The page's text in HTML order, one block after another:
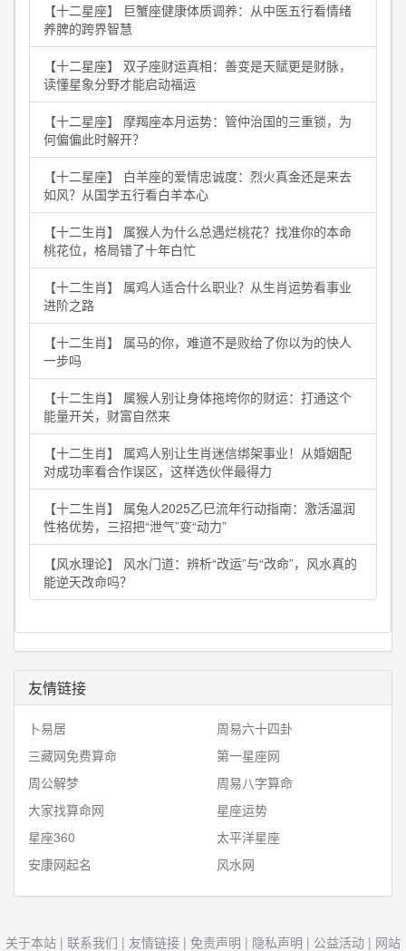
【十二星座】 巨蟹座健康体质调养：从中医五行看情绪
养脾的跨界智慧
【十二星座】 双子座财运真相：善变是天赋更是财脉，
读懂星象分野才能启动福运
【十二星座】 摩羯座本月运势：管仲治国的三重锁，为
何偏偏此时解开？
【十二星座】 白羊座的爱情忠诚度：烈火真金还是来去
如风？从国学五行看白羊本心
【十二生肖】 属猴人为什么总遇烂桃花？找准你的本命
桃花位，格局错了十年白忙
【十二生肖】 属鸡人适合什么职业？从生肖运势看事业
进阶之路
【十二生肖】 属马的你，难道不是败给了你以为的快人
一步吗
【十二生肖】 属猴人别让身体拖垮你的财运：打通这个
能量开关，财富自然来
【十二生肖】 属鸡人别让生肖迷信绑架事业！从婚姻配
对成功率看合作误区，这样选伙伴最得力
【十二生肖】 属兔人2025乙巳流年行动指南：激活温润
性格优势，三招把“泄气”变“动力”
【风水理论】 风水门道：辨析“改运”与“改命”，风水真的
能逆天改命吗？
友情链接
卜易居
周易六十四卦
三藏网免费算命
第一星座网
周公解梦
周易八字算命
大家找算命网
星座运势
星座360
太平洋星座
安康网起名
风水网
关于本站 | 联系我们 | 友情链接 | 免责声明 | 隐私声明 | 公益活动 | 网站